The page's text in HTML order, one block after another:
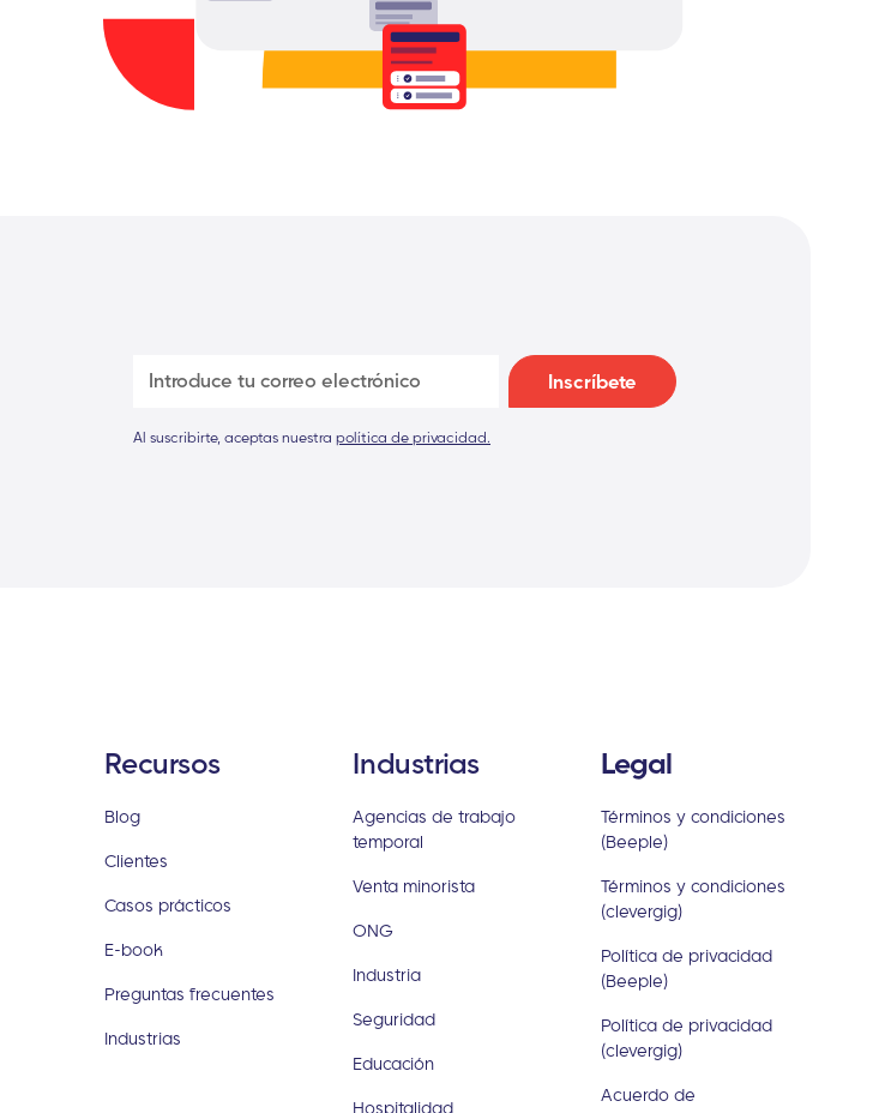
Al suscribirte, aceptas nuestra política de privacidad.
Recursos
Blog
Clientes
Casos prácticos
E-book
Preguntas frecuentes
Industrias
Industrias
Agencias de trabajo
temporal
Venta minorista
ONG
Industria
Seguridad
Educación
Hospitalidad
Legal
Términos y condiciones
(Beeple)
Términos y condiciones
(clevergig)
Política de privacidad
(Beeple)
Política de privacidad
(clevergig)
Acuerdo de